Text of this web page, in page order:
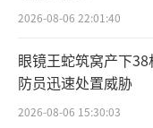
2026-08-06 22:01:40
眼镜王蛇筑窝产下
防员迅速处置威胁
2026-08-06 15:30:03